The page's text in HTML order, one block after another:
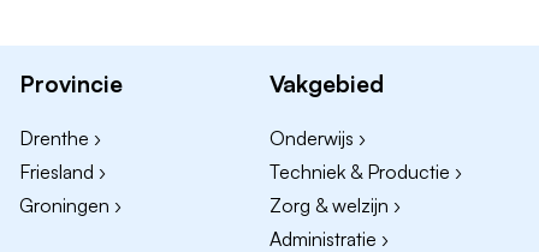
personeelsinformatiesysteem
Meedenken over en adviseren bij proces‑ en
Het verwerken van mutaties
Het bijhouden van de verzuimadministratie
Het maken van rapportages
Provincie
Drenthe ›
Friesland ›
Groningen ›
Vakgebied
Onderwijs ›
Techniek & Productie ›
Zorg & welzijn ›
Administratie ›